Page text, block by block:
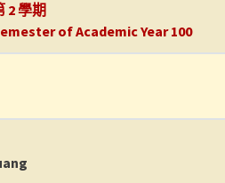
2 學期
of Academic Year 100